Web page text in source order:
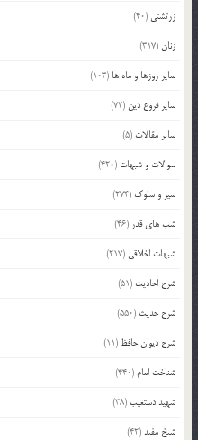
زرتشتی (40)
زنان(317)
سایر روزها و ماه ها (103)
سایر فروع دین (72)
سایر مقالات (5)
سوالات و شبهات (420)
سیر و سلوک (274)
شب های قدر (46)
شبهات اخلاقی (217)
شرح احادیث (51)
شرح حدیث (550)
شرح دیوان حافظ (11)
شناخت امام (440)
شهید دستغیب(38)
شیخ مفید(42)